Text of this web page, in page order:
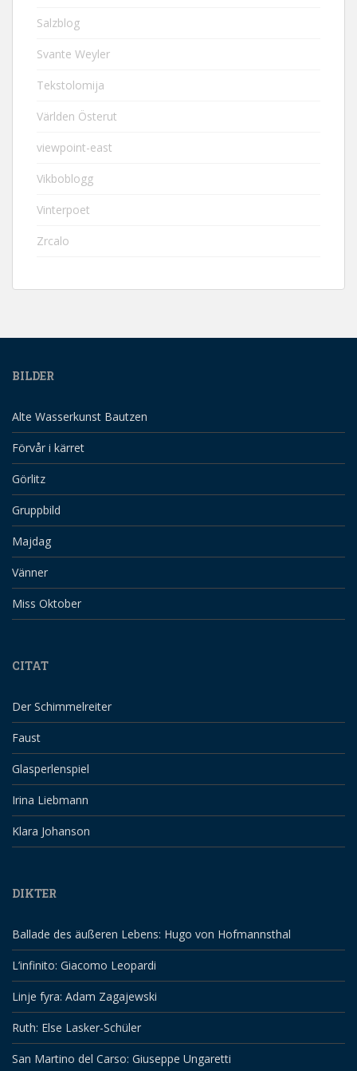
Salzblog
Svante Weyler
Tekstolomija
Världen Österut
viewpoint-east
Vikboblogg
Vinterpoet
Zrcalo
BILDER
Alte Wasserkunst Bautzen
Förvår i kärret
Görlitz
Gruppbild
Majdag
Vänner
Miss Oktober
CITAT
Der Schimmelreiter
Faust
Glasperlenspiel
Irina Liebmann
Klara Johanson
DIKTER
Ballade des äußeren Lebens: Hugo von Hofmannsthal
L’infinito: Giacomo Leopardi
Linje fyra: Adam Zagajewski
Ruth: Else Lasker-Schüler
San Martino del Carso: Giuseppe Ungaretti